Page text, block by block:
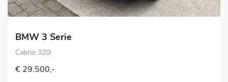
BMW 3 Serie
Cabrio 320i
€ 29.500,-